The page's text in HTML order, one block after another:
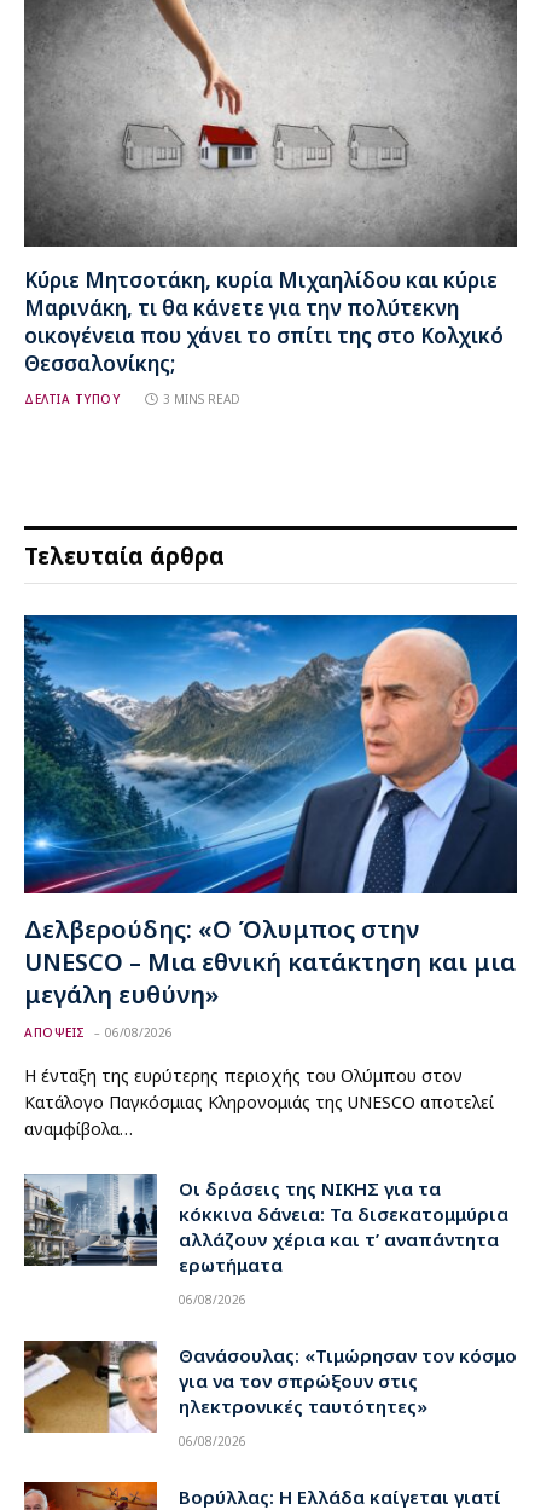
Κύριε Μητσοτάκη, κυρία Μιχαηλίδου και κύριε
Μαρινάκη, τι θα κάνετε για την πολύτεκνη
οικογένεια που χάνει το σπίτι της στο Κολχικό
Θεσσαλονίκης;
ΔΕΛΤΙΑ ΤΥΠΟΥ 3 MINS READ
Τελευταία άρθρα
Δελβερούδης: «Ο Όλυμπος στην
UNESCO – Μια εθνική κατάκτηση και μια
μεγάλη ευθύνη»
ΑΠΟΨΕΙΣ 06/08/2026
Η ένταξη της ευρύτερης περιοχής του Ολύμπου στον
Κατάλογο Παγκόσμιας Κληρονομιάς της UNESCO αποτελεί
αναμφίβολα…
Οι δράσεις της ΝΙΚΗΣ για τα
κόκκινα δάνεια: Τα δισεκατομμύρια
αλλάζουν χέρια και τ’ αναπάντητα
ερωτήματα
06/08/2026
Θανάσουλας: «Τιμώρησαν τον κόσμο
για να τον σπρώξουν στις
ηλεκτρονικές ταυτότητες»
06/08/2026
Βορύλλας: Η Ελλάδα καίγεται γιατί